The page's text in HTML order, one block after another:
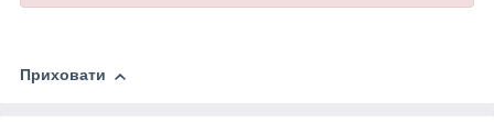
Приховати